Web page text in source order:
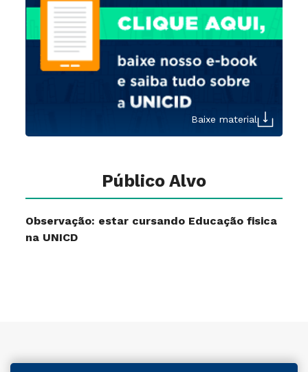
Baixe material
Público Alvo
Observação: estar cursando Educação fisica
na UNICD